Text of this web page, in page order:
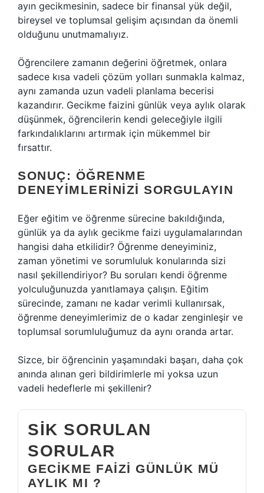
ayın gecikmesinin, sadece bir finansal yük değil,
bireysel ve toplumsal gelişim açısından da önemli
olduğunu unutmamalıyız.
Öğrencilere zamanın değerini öğretmek, onlara
sadece kısa vadeli çözüm yolları sunmakla kalmaz,
aynı zamanda uzun vadeli planlama becerisi
kazandırır. Gecikme faizini günlük veya aylık olarak
düşünmek, öğrencilerin kendi geleceğiyle ilgili
farkındalıklarını artırmak için mükemmel bir
fırsattır.
SONUÇ: ÖĞRENME
DENEYIMLERINIZI SORGULAYIN
Eğer eğitim ve öğrenme sürecine bakıldığında,
günlük ya da aylık gecikme faizi uygulamalarından
hangisi daha etkilidir? Öğrenme deneyiminiz,
zaman yönetimi ve sorumluluk konularında sizi
nasıl şekillendiriyor? Bu soruları kendi öğrenme
yolculuğunuzda yanıtlamaya çalışın. Eğitim
sürecinde, zamanı ne kadar verimli kullanırsak,
öğrenme deneyimlerimiz de o kadar zenginleşir ve
toplumsal sorumluluğumuz da aynı oranda artar.
Sizce, bir öğrencinin yaşamındaki başarı, daha çok
anında alınan geri bildirimlerle mi yoksa uzun
vadeli hedeflerle mi şekillenir?
SIK SORULAN
SORULAR
GECIKME FAIZI GÜNLÜK MÜ
AYLIK MI ?